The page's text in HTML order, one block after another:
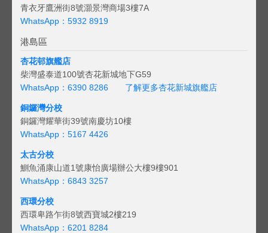
青衣牙鷹洲街8號灝景灣商場3樓7A
WhatsApp：5932 8919
港島區
杏花邨旗艦店
柴灣盛泰道100號杏花新城地下G59
WhatsApp：6390 8286
了解更多杏花新城旗艦店
銅鑼灣分校
銅鑼灣耀華街39號南慶坊10樓
WhatsApp：5167 4426
太古分校
鰂魚涌康山道1號康怡廣場辦公大樓9樓901
WhatsApp：6843 3257
西環分校
西環卑路乍街8號西寶城2樓219
WhatsApp：6201 8284